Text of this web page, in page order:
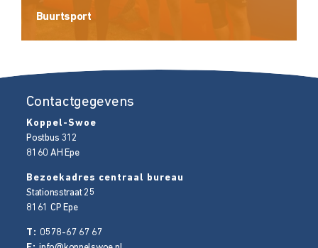
Buurtsport
Contactgegevens
Koppel-Swoe
Postbus 312
8160 AH Epe
Bezoekadres centraal bureau
Stationsstraat 25
8161 CP Epe
T: 0578-67 67 67